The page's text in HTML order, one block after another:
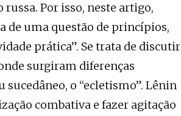
russa. Por isso, neste artigo,
de uma questão de princípios,
prática”. Se trata de discutir
surgiram diferenças
o “ecletismo”. Lênin
combativa e fazer agitação